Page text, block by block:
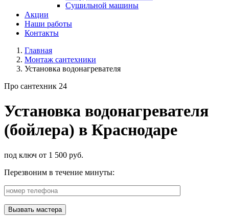
Сушильной машины
Акции
Наши работы
Контакты
Главная
Монтаж сантехники
Установка водонагревателя
Про сантехник 24
Установка водонагревателя
(бойлера) в Краснодаре
под ключ от 1 500 руб.
Перезвоним в течение минуты: